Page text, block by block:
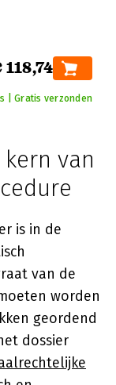
118,74
| Gratis verzonden
van
is in de
van de
worden
geordend
dossier